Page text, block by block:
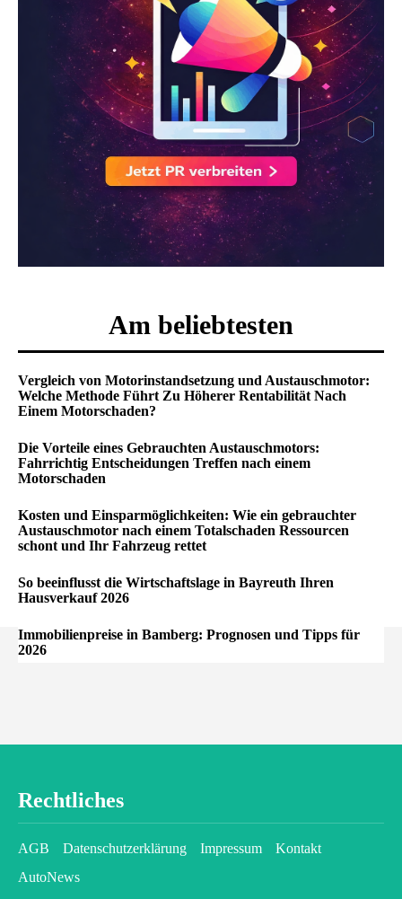
Am beliebtesten
Vergleich von Motorinstandsetzung und Austauschmotor:
Welche Methode Führt Zu Höherer Rentabilität Nach
Einem Motorschaden?
Die Vorteile eines Gebrauchten Austauschmotors:
Fahrrichtig Entscheidungen Treffen nach einem
Motorschaden
Kosten und Einsparmöglichkeiten: Wie ein gebrauchter
Austauschmotor nach einem Totalschaden Ressourcen
schont und Ihr Fahrzeug rettet
So beeinflusst die Wirtschaftslage in Bayreuth Ihren
Hausverkauf 2026
Immobilienpreise in Bamberg: Prognosen und Tipps für
2026
Rechtliches
AGB Datenschutzerklärung Impressum
Kontakt
AutoNews